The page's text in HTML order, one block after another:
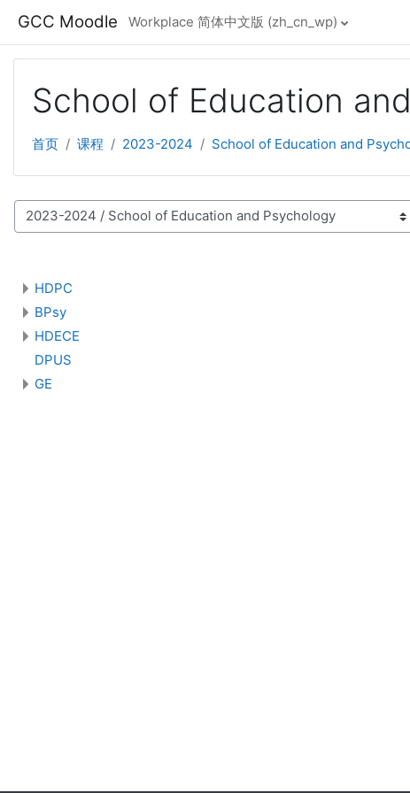
GCC Moodle Workplace 简体中文版 ‎(zh_cn_wp)‎
School of Education
首页 课程 2023-2024 School of Education and
类别
HDPC
BPsy
HDECE
DPUS
GE